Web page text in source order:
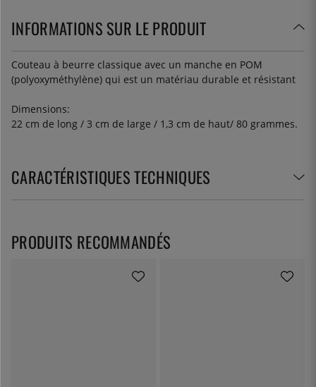
INFORMATIONS SUR LE PRODUIT
Couteau à beurre classique avec un manche en POM
(polyoxyméthylène) qui est un matériau durable et résistant
Dimensions:
22 cm de long / 3 cm de large / 1,3 cm de haut/ 80 grammes.
CARACTÉRISTIQUES TECHNIQUES
PRODUITS RECOMMANDÉS